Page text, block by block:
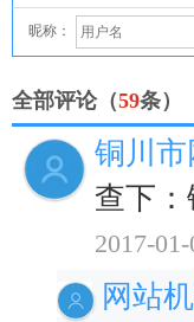
昵称：
全部评论（59条）
铜川市
查下：
2017-01-
网站